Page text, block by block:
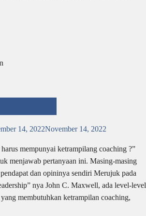
14, 2022November 14, 2022
mempunyai ketrampilang coaching ?”
menjawab pertanyaan ini. Masing-masing
dan opininya sendiri Merujuk pada
nya John C. Maxwell, ada level-level
membutuhkan ketrampilan coaching,